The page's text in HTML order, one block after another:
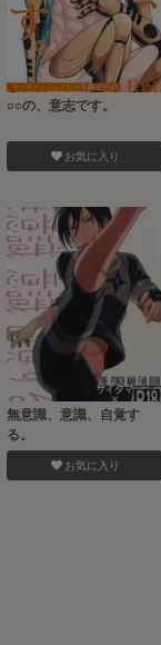
○○の、意志です。
お気に入り
無意識、意識、自覚す
る。
お気に入り